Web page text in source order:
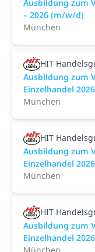
Ausbildung zum
– 2026 (m/w/d)
München
HIT
Ausbildung zum
Einzelhandel
München
HIT
Ausbildung zum
Einzelhandel
München
HIT
Ausbildung zum
Einzelhandel